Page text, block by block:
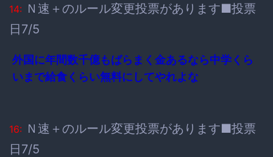
14: Ｎ速＋のルール変更投票があります■投票
日7/5
外国に年間数千億もばらまく金あるなら中学くら
いまで給食くらい無料にしてやれよな
16: Ｎ速＋のルール変更投票があります■投票
日7/5